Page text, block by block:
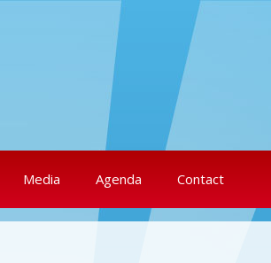
Media Agenda Contact